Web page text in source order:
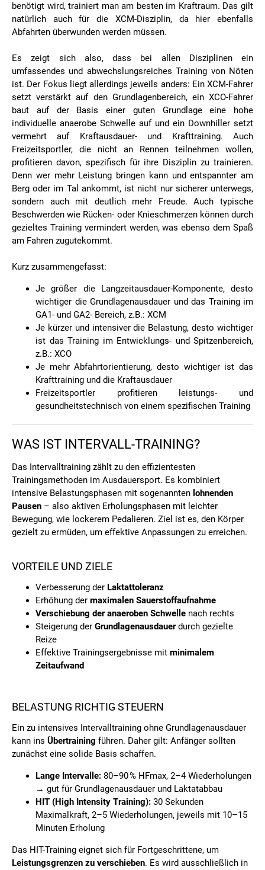
benötigt wird, trainiert man am besten im Kraftraum. Das gilt
natürlich auch für die XCM-Disziplin, da hier ebenfalls
Abfahrten überwunden werden müssen.
Es zeigt sich also, dass bei allen Disziplinen ein
umfassendes und abwechslungsreiches Training von Nöten
ist. Der Fokus liegt allerdings jeweils anders: Ein XCM-Fahrer
setzt verstärkt auf den Grundlagenbereich, ein XCO-Fahrer
baut auf der Basis einer guten Grundlage eine hohe
individuelle anaerobe Schwelle auf und ein Downhiller setzt
vermehrt auf Kraftausdauer- und Krafttraining. Auch
Freizeitsportler, die nicht an Rennen teilnehmen wollen,
profitieren davon, spezifisch für ihre Disziplin zu trainieren.
Denn wer mehr Leistung bringen kann und entspannter am
Berg oder im Tal ankommt, ist nicht nur sicherer unterwegs,
sondern auch mit deutlich mehr Freude. Auch typische
Beschwerden wie Rücken- oder Knieschmerzen können durch
gezieltes Training vermindert werden, was ebenso dem Spaß
am Fahren zugutekommt.
Kurz zusammengefasst:
Je größer die Langzeitausdauer-Komponente, desto
wichtiger die Grundlagenausdauer und das Training im
GA1- und GA2- Bereich, z.B.: XCM
Je kürzer und intensiver die Belastung, desto wichtiger
ist das Training im Entwicklungs- und Spitzenbereich,
z.B.: XCO
Je mehr Abfahrtorientierung, desto wichtiger ist das
Krafttraining und die Kraftausdauer
Freizeitsportler profitieren leistungs- und
gesundheitstechnisch von einem spezifischen Training
WAS IST INTERVALL-TRAINING?
Das Intervalltraining zählt zu den effizientesten
Trainingsmethoden im Ausdauersport. Es kombiniert
intensive Belastungsphasen mit sogenannten lohnenden
Pausen – also aktiven Erholungsphasen mit leichter
Bewegung, wie lockerem Pedalieren. Ziel ist es, den Körper
gezielt zu ermüden, um effektive Anpassungen zu erreichen.
VORTEILE UND ZIELE
Verbesserung der Laktattoleranz
Erhöhung der maximalen Sauerstoffaufnahme
Verschiebung der anaeroben Schwelle nach rechts
Steigerung der Grundlagenausdauerdurch gezielte
Reize
Effektive Trainingsergebnisse mit minimalem
Zeitaufwand
BELASTUNG RICHTIG STEUERN
Ein zu intensives Intervalltraining ohne Grundlagenausdauer
kann ins Übertraining führen. Daher gilt: Anfänger sollten
zunächst eine solide Basis schaffen.
Lange Intervalle: 80–90 % HFmax, 2–4 Wiederholungen
→ gut für Grundlagenausdauer und Laktatabbau
HIT (High Intensity Training): 30 Sekunden
Maximalkraft, 2–5 Wiederholungen, jeweils mit 10–15
Minuten Erholung
Das HIT-Training eignet sich für Fortgeschrittene, um
Leistungsgrenzen zu verschieben. Es wird ausschließlich in